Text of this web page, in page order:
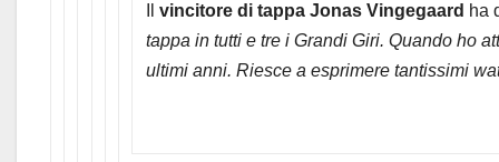
vincitore di tappa Jonas Vingegaard ha
tappa in tutti e tre i Grandi Giri. Quando ho
ultimi anni. Riesce a esprimere tantissimi